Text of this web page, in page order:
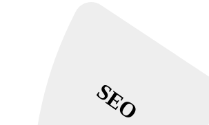
SEO